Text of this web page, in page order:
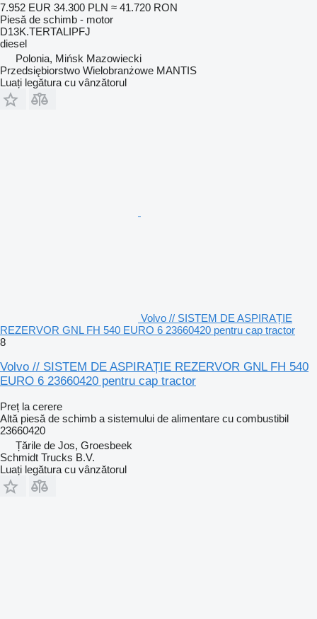
7.952 EUR 34.300 PLN ≈ 41.720 RON
Piesă de schimb - motor
D13K.TERTALIPFJ
diesel
Polonia, Mińsk Mazowiecki
Przedsiębiorstwo Wielobranżowe MANTIS
Luați legătura cu vânzătorul
Volvo // SISTEM DE ASPIRAȚIE
REZERVOR GNL FH 540 EURO 6 23660420 pentru cap tractor
8
Volvo // SISTEM DE ASPIRAȚIE REZERVOR GNL FH 540
EURO 6 23660420 pentru cap tractor
Preț la cerere
Altă piesă de schimb a sistemului de alimentare cu combustibil
23660420
Țările de Jos, Groesbeek
Schmidt Trucks B.V.
Luați legătura cu vânzătorul